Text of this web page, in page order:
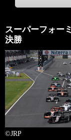
スーパーフォー
決勝
©JRP